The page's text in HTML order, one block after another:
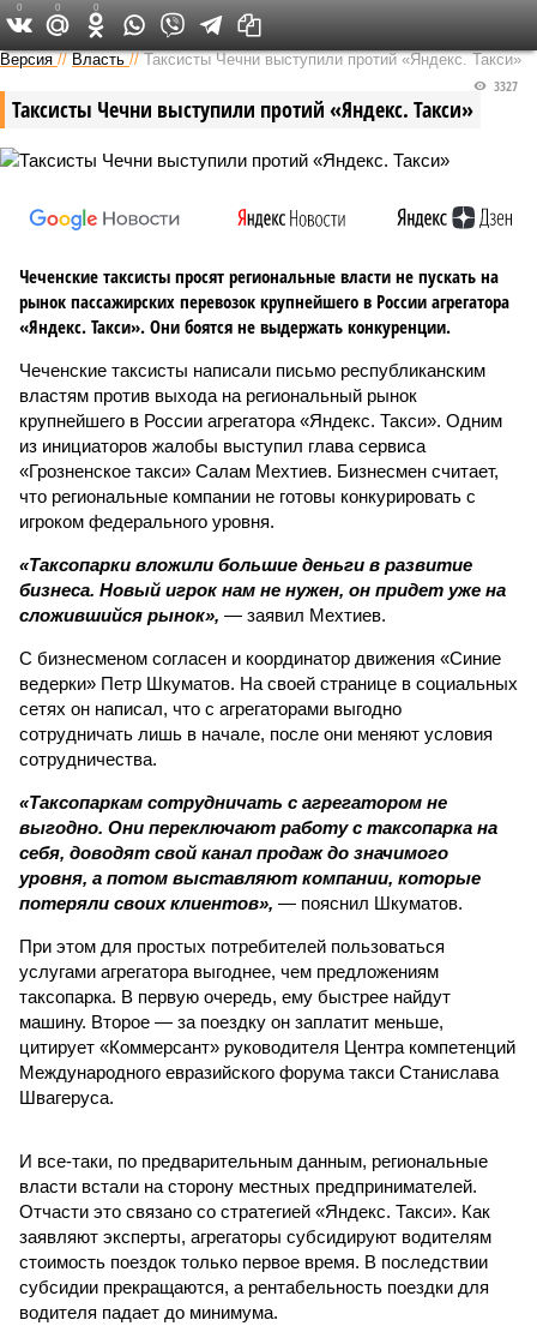
Версия на Кавказе
Версия //Власть //Таксисты Чечни выступили протий «Яндекс. Такси»
Таксисты Чечни выступили протий «Яндекс. Такси»
3327
Чеченские таксисты просят региональные власти не пускать на
рынок пассажирских перевозок крупнейшего в России агрегатора
«Яндекс. Такси». Они боятся не выдержать конкуренции.
Чеченские таксисты написали письмо республиканским
властям против выхода на региональный рынок
крупнейшего в России агрегатора «Яндекс. Такси». Одним
из инициаторов жалобы выступил глава сервиса
«Грозненское такси» Салам Мехтиев. Бизнесмен считает,
что региональные компании не готовы конкурировать с
игроком федерального уровня.
«Таксопарки вложили большие деньги в развитие
бизнеса. Новый игрок нам не нужен, он придет уже на
сложившийся рынок», — заявил Мехтиев.
С бизнесменом согласен и координатор движения «Синие
ведерки» Петр Шкуматов. На своей странице в социальных
сетях он написал, что с агрегаторами выгодно
сотрудничать лишь в начале, после они меняют условия
сотрудничества.
«Таксопаркам сотрудничать с агрегатором не
выгодно. Они переключают работу с таксопарка на
себя, доводят свой канал продаж до значимого
уровня, а потом выставляют компании, которые
потеряли своих клиентов», — пояснил Шкуматов.
При этом для простых потребителей пользоваться
услугами агрегатора выгоднее, чем предложениям
таксопарка. В первую очередь, ему быстрее найдут
машину. Второе — за поездку он заплатит меньше,
цитирует «Коммерсант» руководителя Центра компетенций
Международного евразийского форума такси Станислава
Швагеруса.
И все-таки, по предварительным данным, региональные
власти встали на сторону местных предпринимателей.
Отчасти это связано со стратегией «Яндекс. Такси». Как
заявляют эксперты, агрегаторы субсидируют водителям
стоимость поездок только первое время. В последствии
субсидии прекращаются, а рентабельность поездки для
водителя падает до минимума.
0 0 0